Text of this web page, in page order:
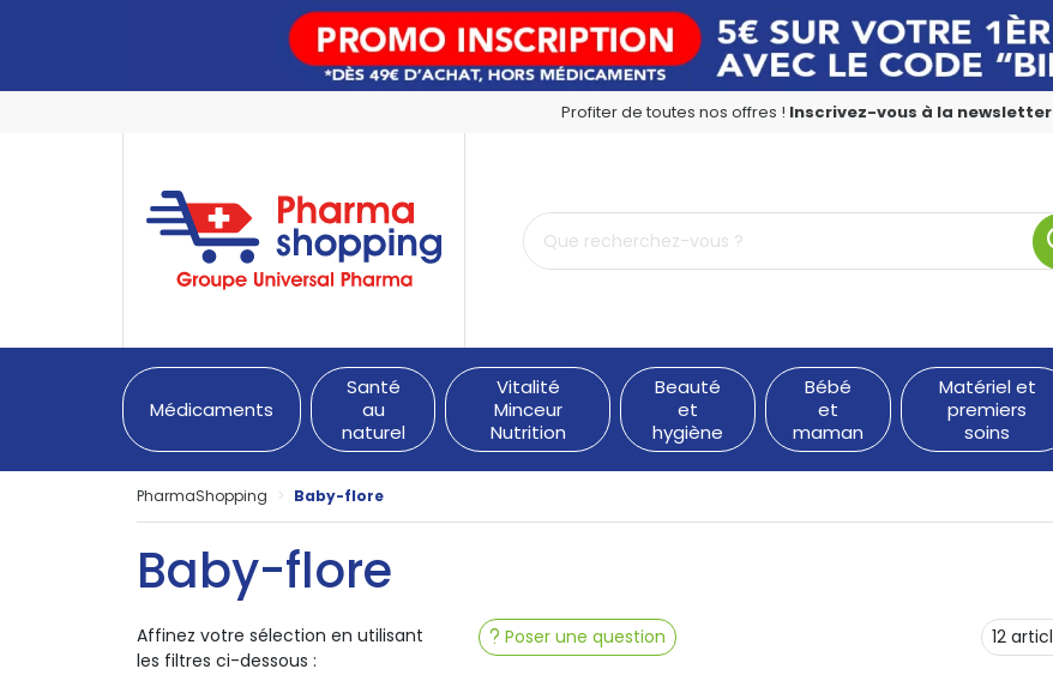
Profiter de toutes nos offres ! Inscrivez-vous à la newsletter
PharmaShopping Votre pharmacie en ligne à votre service
Médicaments
Santé
au
naturel
Vitalité
Minceur
Nutrition
Beauté
et
hygiène
Bébé
et
maman
Matériel et
premiers
soins
PharmaShopping Baby-flore
Baby-flore
Poser une question
Affinez votre sélection en utilisant
les filtres ci-dessous :